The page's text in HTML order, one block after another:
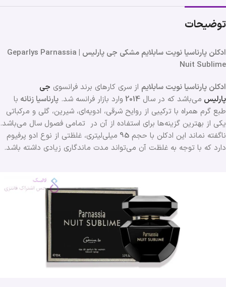
توضیحات
ادکلن پارناسیا نویت سابلایم مشکی جی پارلیس | Geparlys Parnassia
Nuit Sublime
ادکلن پارناسیا نویت سابلایم از سری کارهای برند فرانسوی جی
پارلیس می‌باشد که در سال 2014 وارد بازار فرانسه شد. پارناسیا زنانه با
طبع گرم همراه با ترکیبی از روایح شرقی، ادویه‌ای، شیرین، گلی و مرکباتی
یکی از بهترین گزینه‌ها برای استفاده از آن در تمامی فصول سال می‌باشد.
ناگفته نماند این ادکلن با حجم 95 میلی‌لیتری، غلظتی از نوع ادو پرفیوم
دارد که با توجه به غلظت آن می‌تواند مدت ماندگاری زیادی داشته باشد.